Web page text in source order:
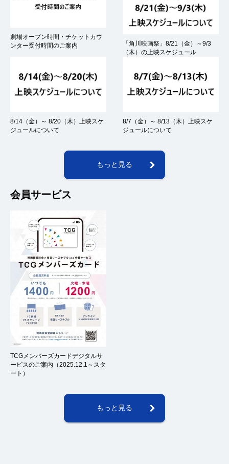
劇場オープン時間・チケットカウ
ンター受付時間のご案内
「角川映画祭」8/21（金）～9/3
（木）の上映スケジュール
8/14（金）～ 8/20（木）上映スケ
ジュールについて
8/7（金）～ 8/13（木）上映スケ
ジュールについて
もっと見る
会員サービス
TCGメンバーズカードデジタルサ
ービスのご案内（2025.12.1～スタ
ート）
もっと見る